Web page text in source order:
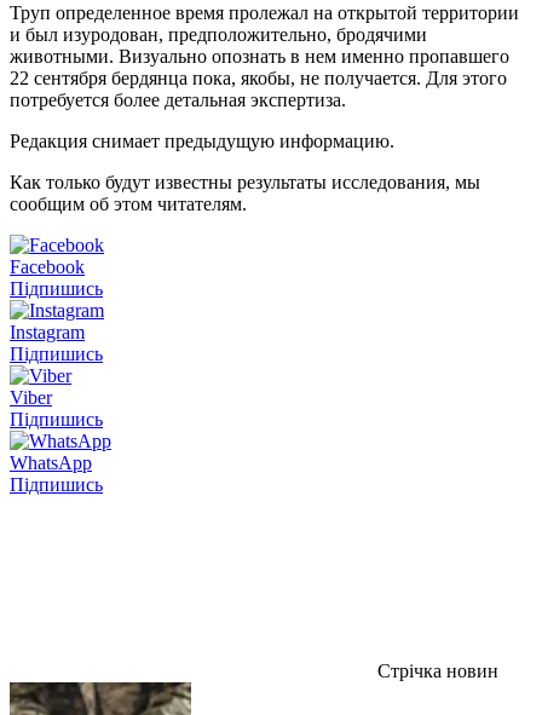
Труп определенное время пролежал на открытой территории
и был изуродован, предположительно, бродячими
животными. Визуально опознать в нем именно пропавшего
22 сентября бердянца пока, якобы, не получается. Для этого
потребуется более детальная экспертиза.
Редакция снимает предыдущую информацию.
Как только будут известны результаты исследования, мы
сообщим об этом читателям.
Facebook
Підпишись
Instagram
Підпишись
Viber
Підпишись
WhatsApp
Підпишись
Стрічка новин